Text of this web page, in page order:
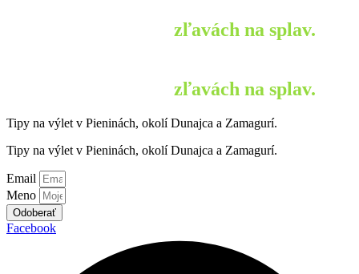
zľavách na splav.
zľavách na splav.
Tipy na výlet v Pieninách, okolí Dunajca a Zamagurí.
Tipy na výlet v Pieninách, okolí Dunajca a Zamagurí.
Email
Meno
Odoberať
Facebook